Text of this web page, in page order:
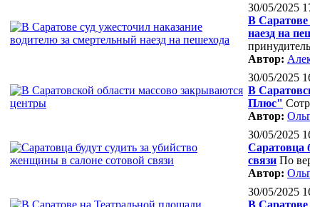
30/05/2025
В Саратове
наезд на
Автор:
30/05/2025
В
Плюс"
Автор:
30/05/2025
Саратовца
связи По
Автор:
30/05/2025
В Саратове